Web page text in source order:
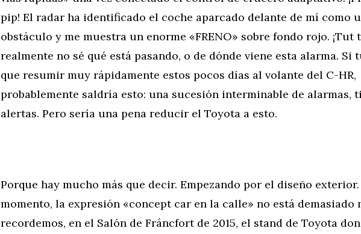
pip! El radar ha identificado el coche aparcado delante de mí como
obstáculo y me muestra un enorme «FRENO» sobre fondo rojo. ¡Tut
realmente no sé qué está pasando, o de dónde viene esta alarma. Si
que resumir muy rápidamente estos pocos días al volante del C-HR,
probablemente saldría esto: una sucesión interminable de alarmas,
alertas. Pero sería una pena reducir el Toyota a esto.
Porque hay mucho más que decir. Empezando por el diseño exterior.
momento, la expresión «concept car en la calle» no está demasiado
recordemos, en el Salón de Fráncfort de 2015, el stand de Toyota